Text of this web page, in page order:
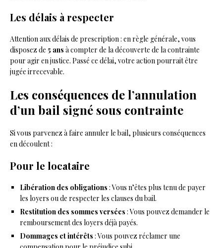
Les délais à respecter
Attention aux délais de prescription : en règle générale, vous
disposez de 5 ans à compter de la découverte de la contrainte
pour agir en justice. Passé ce délai, votre action pourrait être
jugée irrecevable.
Les conséquences de l’annulation
d’un bail signé sous contrainte
Si vous parvenez à faire annuler le bail, plusieurs conséquences
en découlent :
Pour le locataire
Libération des obligations : Vous n’êtes plus tenu de payer
les loyers ou de respecter les clauses du bail.
Restitution des sommes versées : Vous pouvez demander le
remboursement des loyers déjà payés.
Dommages et intérêts : Vous pouvez réclamer une